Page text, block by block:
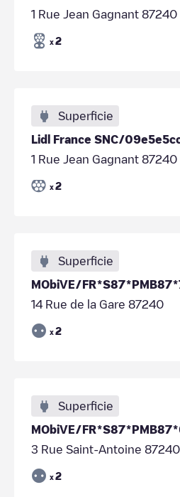
1 Rue Jean Gagnant 87240
x 2
Superficie
1 Rue Jean Gagnant 87240
x 2
Superficie
MObiVE/
14 Rue de la Gare 87240
x 2
Superficie
MObiVE/
3 Rue Saint-Antoine 87240
x 2